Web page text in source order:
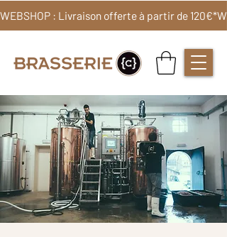
WEBSHOP : Livraison offerte à partir de 120€*